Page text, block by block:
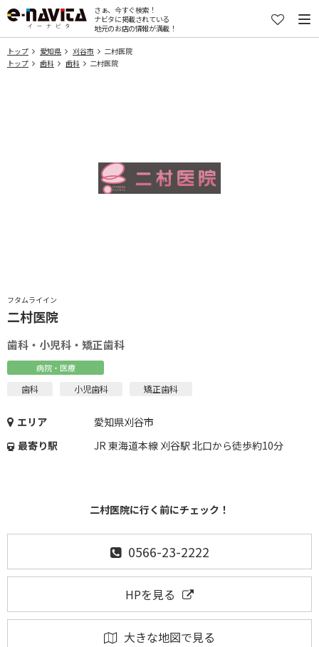
さぁ、今すぐ検索！
ナビタに掲載されている
地元のお店の情報が満載！
トップ 愛知県 刈谷市
二村医院
トップ
歯科 歯科 二村医院
フタムライイン
二村医院
歯科・小児科・矯正歯科
病院・医療
歯科 小児歯科 矯正歯科
エリア
愛知県刈谷市
最寄り駅
JR 東海道本線 刈谷駅 北口から徒歩約10分
二村医院に行く前にチェック！
0566-23-2222
HPを見る
大きな地図で見る